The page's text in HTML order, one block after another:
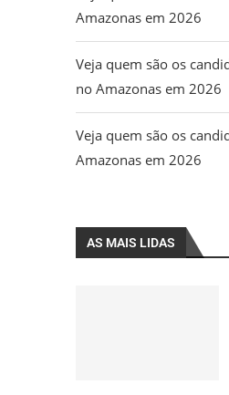
Amazonas em 2026
Veja quem são os
no Amazonas em 2026
Veja quem são os
Amazonas em 2026
AS MAIS LIDAS